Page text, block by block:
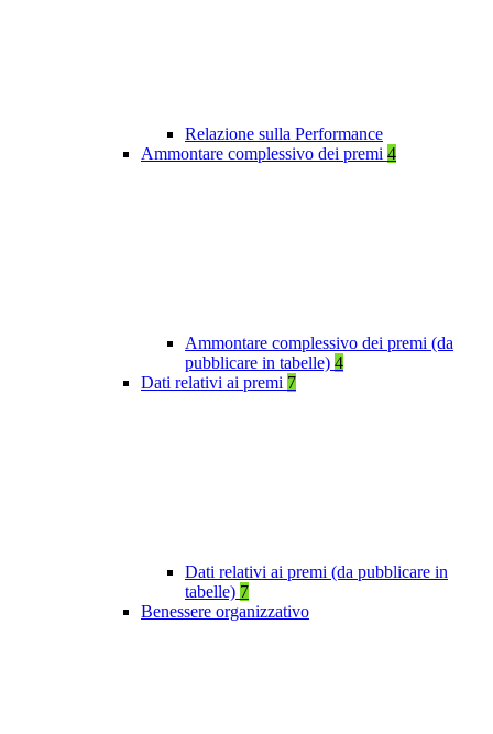
Relazione sulla Performance
Ammontare complessivo dei premi 4
Ammontare complessivo dei premi (da
pubblicare in tabelle) 4
Dati relativi ai premi 7
Dati relativi ai premi (da pubblicare in
tabelle) 7
Benessere organizzativo